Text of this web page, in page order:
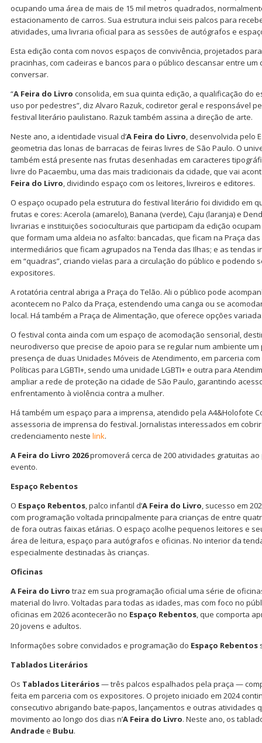
ocupando uma área de mais de 15 mil metros quadrados,
estacionamento de carros. Sua estrutura inclui seis palcos para
atividades, uma livraria oficial para as sessões de autógrafos e
Esta edição conta com novos espaços de convivência, projetados
pracinhas, com cadeiras e bancos para o público descansar entre
conversar.
“A Feira do Livro consolida, em sua quinta edição, a qualificação do
uso por pedestres”, diz Alvaro Razuk, codiretor geral e responsável
festival literário paulistano. Razuk também assina a direção de arte.
Neste ano, a identidade visual d’A Feira do Livro, desenvolvida pelo
geometria das lonas de barracas de feiras livres de São Paulo. O
também está presente nas frutas desenhadas em caracteres
livre do Pacaembu, uma das mais tradicionais da cidade, que vai
Feira do Livro, dividindo espaço com os leitores, livreiros e editores.
O espaço ocupado pela estrutura do festival literário foi dividido em
frutas e cores: Acerola (amarelo), Banana (verde), Caju (laranja) e
livrarias e instituições socioculturais que participam da edição
que formam uma aldeia no asfalto: bancadas, que ficam na Praça
intermediários que ficam agrupados na Tenda das Ilhas; e as tendas
em “quadras”, criando vielas para a circulação do público e podendo
expositores.
A rotatória central abriga a Praça do Telão. Ali o público pode
acontecem no Palco da Praça, estendendo uma canga ou se
local. Há também a Praça de Alimentação, que oferece opções
O festival conta ainda com um espaço de acomodação sensorial,
neurodiverso que precise de apoio para se regular num ambiente
presença de duas Unidades Móveis de Atendimento, em parceria
Políticas para LGBTI+, sendo uma unidade LGBTI+ e outra para
ampliar a rede de proteção na cidade de São Paulo, garantindo
enfrentamento à violência contra a mulher.
Há também um espaço para a imprensa, atendido pela A4&Holofote
assessoria de imprensa do festival. Jornalistas interessados em
credenciamento neste link.
A Feira do Livro 2026promoverá cerca de 200 atividades gratuitas
evento.
Espaço Rebentos
O Espaço Rebentos, palco infantil d’A Feira do Livro, sucesso em
com programação voltada principalmente para crianças de entre
de fora outras faixas etárias. O espaço acolhe pequenos leitores e
área de leitura, espaço para autógrafos e oficinas. No interior da
especialmente destinadas às crianças.
Oficinas
A Feira do Livro traz em sua programação oficial uma série de
material do livro. Voltadas para todas as idades, mas com foco no
oficinas em 2026 acontecerão no Espaço Rebentos, que comporta
20 jovens e adultos.
Informações sobre convidados e programação do Espaço Rebentos
Tablados Literários
Os Tablados Literários— três palcos espalhados pela praça —
feita em parceria com os expositores. O projeto iniciado em 2024
consecutivo abrigando bate-papos, lançamentos e outras atividades
movimento ao longo dos dias n’A Feira do Livro. Neste ano, os
Andradee Bubu.